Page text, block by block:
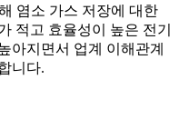
염소 가스 저장에 대한
적고 효율성이 높은 전기
아지면서 업계 이해관계
니다.